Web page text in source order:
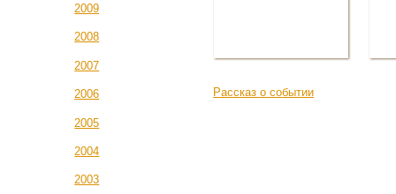
2009
2008
2007
2006
2005
2004
2003
Рассказ о событии